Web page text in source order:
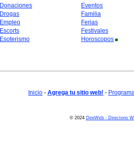
Donaciones
Drogas
Empleo
Escorts
Esoterismo
Eventos
Familia
Ferias
Festivales
Horoscopos
Inicio - Agrega tu sitio web! -
© 2024 DireWeb - Directorio